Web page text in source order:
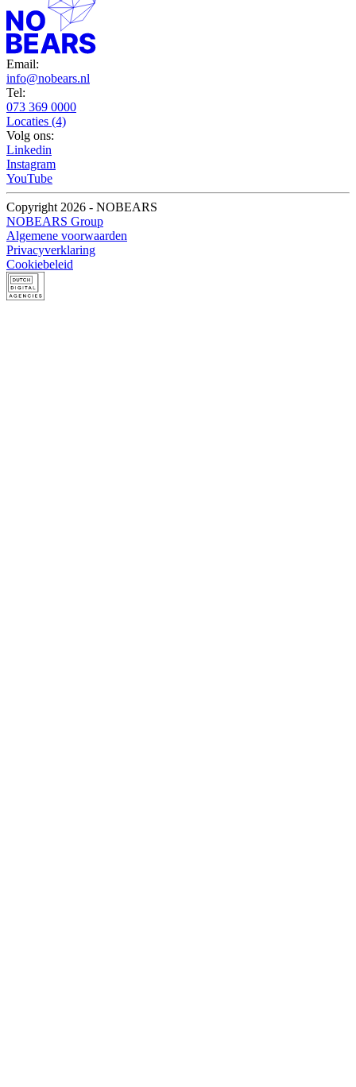
Email:
info@nobears.nl
Tel:
073 369 0000
Locaties (4)
Volg ons:
Linkedin
Instagram
YouTube
Copyright 2026 - NOBEARS
NOBEARS Group
Algemene voorwaarden
Privacyverklaring
Cookiebeleid